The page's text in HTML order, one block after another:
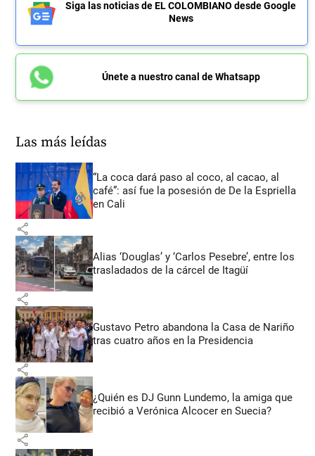
Siga las noticias de EL COLOMBIANO desde Google
News
Únete a nuestro canal de Whatsapp
Las más leídas
“La coca dará paso al coco, al cacao, al
café”: así fue la posesión de De la Espriella
en Cali
share
Alias ‘Douglas’ y ‘Carlos Pesebre’, entre los
trasladados de la cárcel de Itagüí
share
Gustavo Petro abandona la Casa de Nariño
tras cuatro años en la Presidencia
share
¿Quién es DJ Gunn Lundemo, la amiga que
recibió a Verónica Alcocer en Suecia?
share